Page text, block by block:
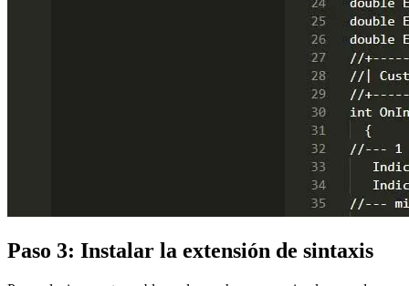
Paso 3: Instalar la extensión de sintaxis